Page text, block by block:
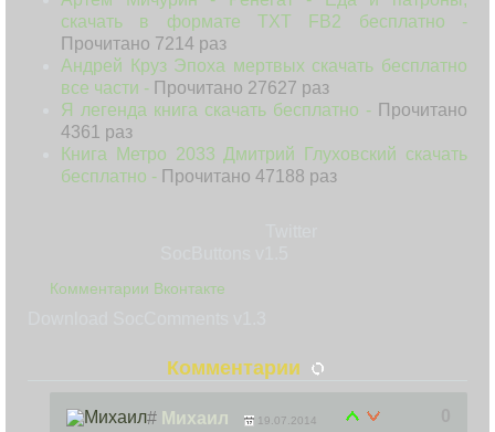
скачать в формате TXT FB2 бесплатно -
Прочитано 7214 раз
Андрей Круз Эпоха мертвых скачать бесплатно
все части - Прочитано 27627 раз
Я легенда книга скачать бесплатно - Прочитано
4361 раз
Книга Метро 2033 Дмитрий Глуховский скачать
бесплатно - Прочитано 47188 раз
Комментарии Вконтакте
Комментарии
# Михаил
19.07.2014